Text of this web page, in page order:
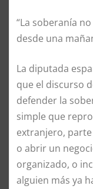
“La soberanía
desde una
La diputada
que el discurso
defender la
simple que
extranjero,
o abrir un
organizado, o
alguien más ya